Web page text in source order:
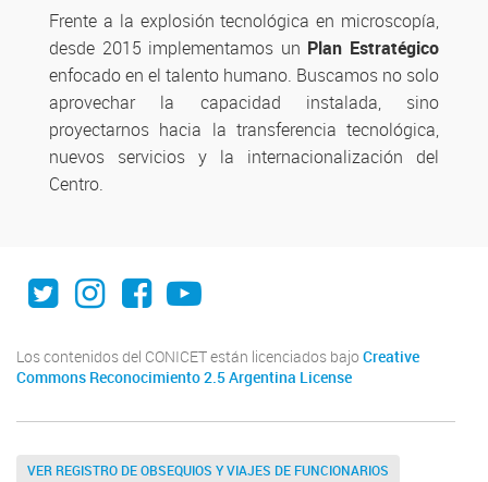
Frente a la explosión tecnológica en microscopía,
desde 2015 implementamos un Plan Estratégico
enfocado en el talento humano. Buscamos no solo
aprovechar la capacidad instalada, sino
proyectarnos hacia la transferencia tecnológica,
nuevos servicios y la internacionalización del
Centro.
Twitter
Instagram
Facebook
Youtube
Los contenidos del CONICET están licenciados bajo Creative
Commons Reconocimiento 2.5 Argentina License
VER REGISTRO DE OBSEQUIOS Y VIAJES DE FUNCIONARIOS